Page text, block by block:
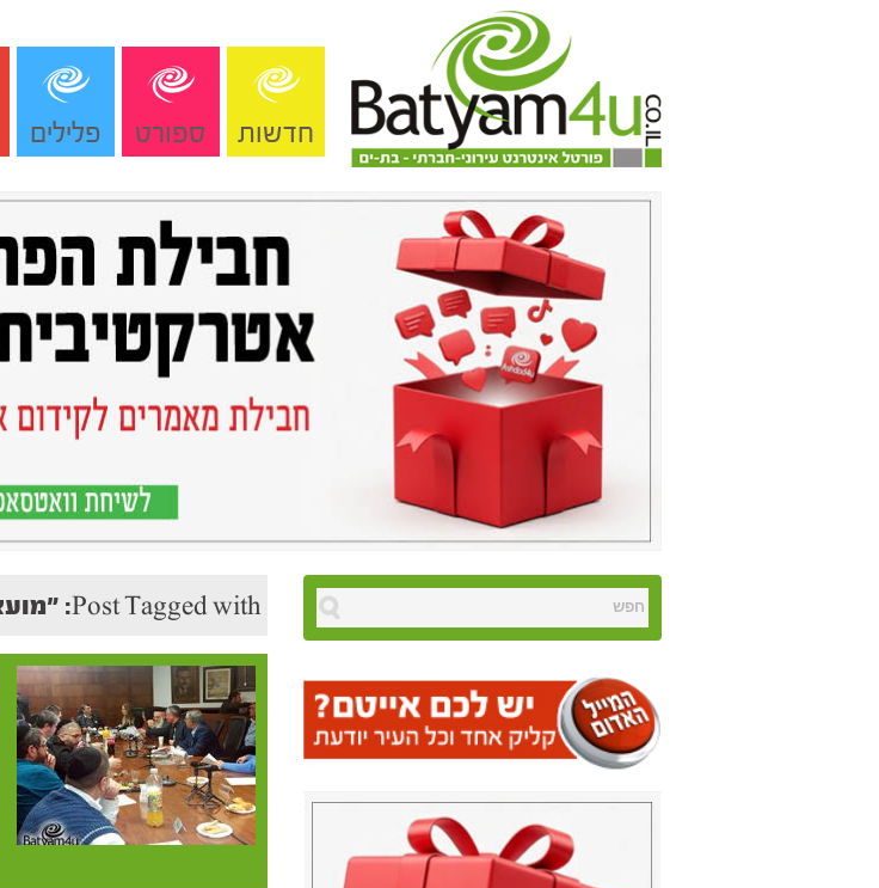
חדשות ספורט פלילים
Post Tagged with: "מועצת העיר"